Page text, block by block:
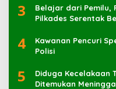
3
Belajar dari Pemilu,
Pilkades Serentak
4
Kawanan Pencuri
Polisi
5
Diduga Kecelakaan
Ditemukan